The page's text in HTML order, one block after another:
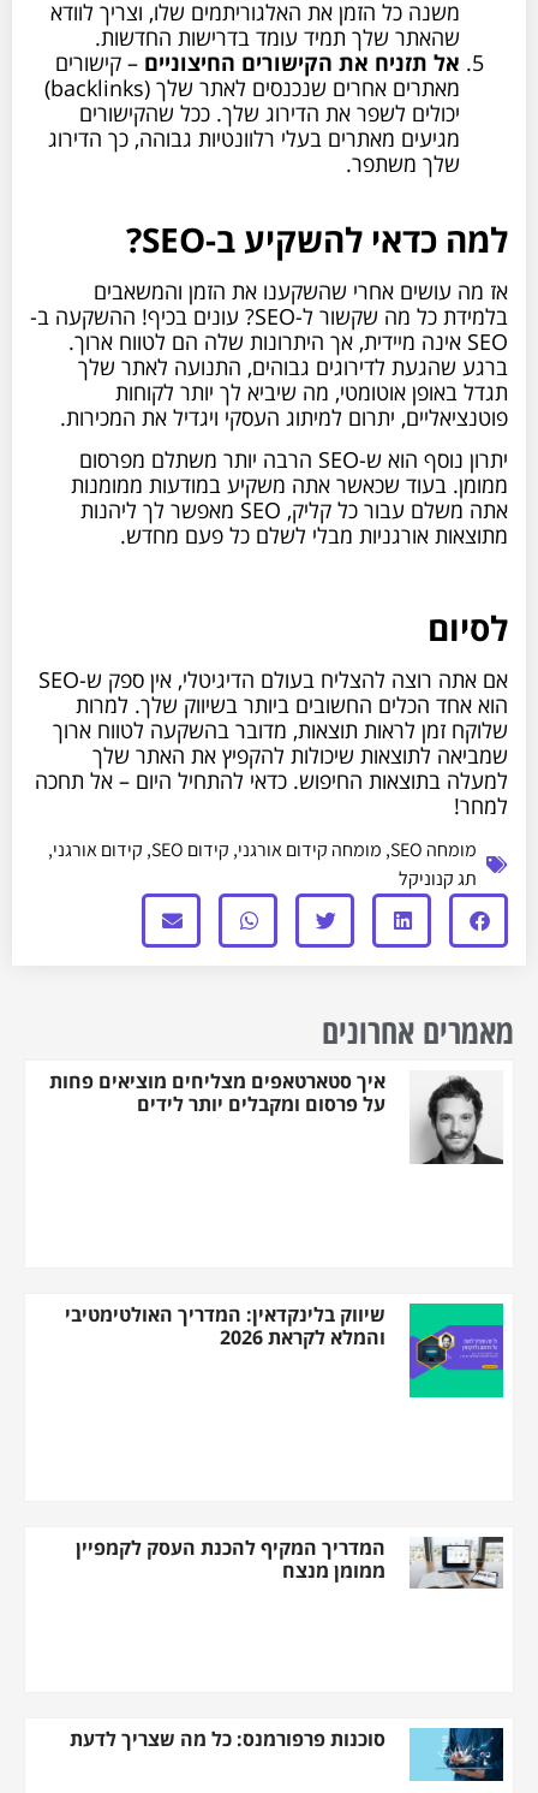
משנה כל הזמן את האלגוריתמים שלו, וצריך לוודא
שהאתר שלך תמיד עומד בדרישות החדשות.
אל תזניח את הקישורים החיצוניים– קישורים
מאתרים אחרים שנכנסים לאתר שלך (backlinks)
יכולים לשפר את הדירוג שלך. ככל שהקישורים
מגיעים מאתרים בעלי רלוונטיות גבוהה, כך הדירוג
שלך משתפר.
למה כדאי להשקיע ב-SEO?
אז מה עושים אחרי שהשקענו את הזמן והמשאבים
בלמידת כל מה שקשור ל-SEO? עונים בכיף! ההשקעה ב-
SEO אינה מיידית, אך היתרונות שלה הם לטווח ארוך.
ברגע שהגעת לדירוגים גבוהים, התנועה לאתר שלך
תגדל באופן אוטומטי, מה שיביא לך יותר לקוחות
פוטנציאליים, יתרום למיתוג העסקי ויגדיל את המכירות.
יתרון נוסף הוא ש-SEO הרבה יותר משתלם מפרסום
ממומן. בעוד שכאשר אתה משקיע במודעות ממומנות
אתה משלם עבור כל קליק, SEO מאפשר לך ליהנות
מתוצאות אורגניות מבלי לשלם כל פעם מחדש.
לסיום
אם אתה רוצה להצליח בעולם הדיגיטלי, אין ספק ש-SEO
הוא אחד הכלים החשובים ביותר בשיווק שלך. למרות
שלוקח זמן לראות תוצאות, מדובר בהשקעה לטווח ארוך
שמביאה לתוצאות שיכולות להקפיץ את האתר שלך
למעלה בתוצאות החיפוש. כדאי להתחיל היום – אל תחכה
למחר!
מומחה SEO ,מומחה קידום אורגני,קידום SEO ,קידום אורגני,
תג קנוניקל
מאמרים אחרונים
איך סטארטאפים מצליחים מוציאים פחות
על פרסום ומקבלים יותר לידים
שיווק בלינקדאין: המדריך האולטימטיבי
והמלא לקראת 2026
המדריך המקיף להכנת העסק לקמפיין
ממומן מנצח
סוכנות פרפורמנס: כל מה שצריך לדעת